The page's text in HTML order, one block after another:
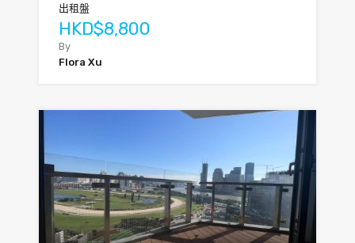
出租盤
HKD$8,800
By
Flora Xu